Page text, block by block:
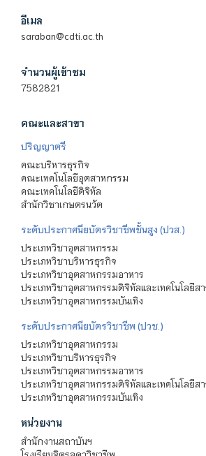
อีเมล
saraban@cdti.ac.th
จำนวนผู้เข้าชม
7582821
คณะและสาขา
ปริญญาตรี
คณะบริหารธุรกิจ
คณะเทคโนโลยีอุตสาหกรรม
คณะเทคโนโลยีดิจิทัล
สำนักวิชาเกษตรนวัต
ระดับประกาศนียบัตรวิชาชีพชั้นสูง (ปวส.)
ประเภทวิชาอุตสาหกรรม
ประเภทวิชาบริหารธุรกิจ
ประเภทวิชาอุตสาหกรรมอาหาร
ประเภทวิชาอุตสาหกรรมดิจิทัลและเทคโนโลยีส
ประเภทวิชาอุตสาหกรรมบันเทิง
ระดับประกาศนียบัตรวิชาชีพ (ปวช.)
ประเภทวิชาอุตสาหกรรม
ประเภทวิชาบริหารธุรกิจ
ประเภทวิชาอุตสาหกรรมอาหาร
ประเภทวิชาอุตสาหกรรมดิจิทัลและเทคโนโลยีส
ประเภทวิชาอุตสาหกรรมบันเทิง
หน่วยงาน
สำนักงานสถาบันฯ